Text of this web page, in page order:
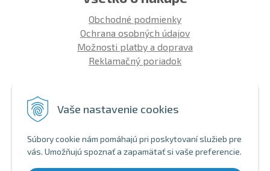
Vaše nastavenie cookies
Súbory cookie nám pomáhajú pri poskytovaní služieb pre
vás. Umožňujú spoznať a zapamätať si vaše preferencie.
Obchodné podmienky
Ochrana osobných údajov
Možnosti platby a doprava
Reklamačný poriadok
Aký bicykel kúpiť 26' | 27,5' | 29'
Nákup na splátky